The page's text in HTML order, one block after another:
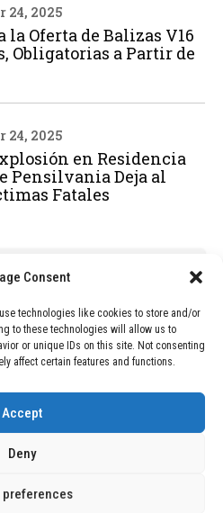
Consent
technologies like cookies to store and/or
to these technologies will allow us to
or unique IDs on this site. Not consenting
affect certain features and functions.
Accept
Deny
preferences
24, 2025
la Oferta de Balizas V16
Obligatorias a Partir de
24, 2025
en Residencia
Pensilvania Deja al
Fatales